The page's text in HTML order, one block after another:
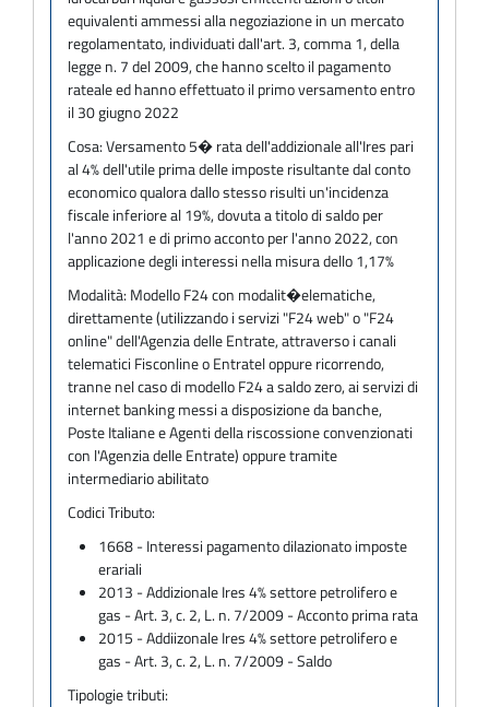
equivalenti ammessi alla negoziazione in un mercato
regolamentato, individuati dall'art. 3, comma 1, della
legge n. 7 del 2009, che hanno scelto il pagamento
rateale ed hanno effettuato il primo versamento entro
il 30 giugno 2022
Cosa:Versamento 5� rata dell'addizionale all'Ires pari
al 4% dell'utile prima delle imposte risultante dal conto
economico qualora dallo stesso risulti un'incidenza
fiscale inferiore al 19%, dovuta a titolo di saldo per
l'anno 2021 e di primo acconto per l'anno 2022, con
applicazione degli interessi nella misura dello 1,17%
Modalità: Modello F24 con modalit�elematiche,
direttamente (utilizzando i servizi "F24 web" o "F24
online" dell'Agenzia delle Entrate, attraverso i canali
telematici Fisconline o Entratel oppure ricorrendo,
tranne nel caso di modello F24 a saldo zero, ai servizi di
internet banking messi a disposizione da banche,
Poste Italiane e Agenti della riscossione convenzionati
con l'Agenzia delle Entrate) oppure tramite
intermediario abilitato
Codici Tributo:
1668 - Interessi pagamento dilazionato imposte
erariali
2013 - Addizionale Ires 4% settore petrolifero e
gas - Art. 3, c. 2, L. n. 7/2009 - Acconto prima rata
2015 - Addiizonale Ires 4% settore petrolifero e
gas - Art. 3, c. 2, L. n. 7/2009 - Saldo
Tipologie tributi: